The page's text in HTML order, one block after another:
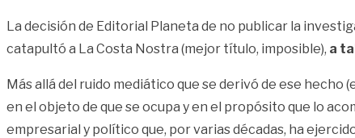
La decisión de Editorial Planeta de no publicar la
catapultó a La Costa Nostra (mejor título, imposible), a
Más allá del ruido mediático que se derivó de ese
en el objeto de que se ocupa y en el propósito que lo
empresarial y político que, por varias décadas, ha